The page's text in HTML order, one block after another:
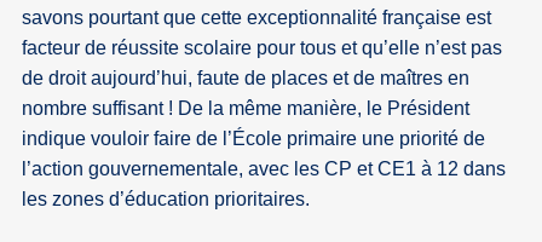
savons pourtant que cette exceptionnalité française est
facteur de réussite scolaire pour tous et qu’elle n’est pas
de droit aujourd’hui, faute de places et de maîtres en
nombre suffisant ! De la même manière, le Président
indique vouloir faire de l’École primaire une priorité de
l’action gouvernementale, avec les CP et CE1 à 12 dans
les zones d’éducation prioritaires.